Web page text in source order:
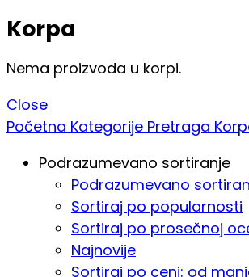
Korpa
Nema proizvoda u korpi.
Close
Početna Kategorije Pretraga
Podrazumevano sortiranje
Podrazumevano
Sortiraj po popularnosti
Sortiraj po prosečnoj
Najnovije
Sortiraj po ceni: od